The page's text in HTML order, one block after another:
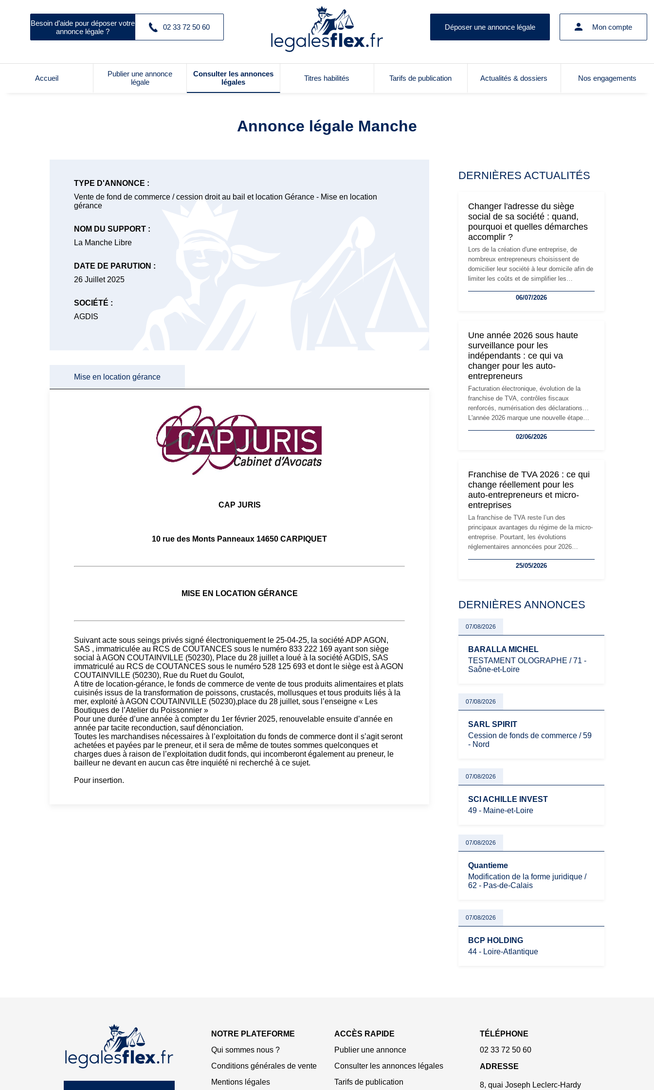
Besoin d’aide pour déposer votre
annonce légale ?
02 33 72 50 60 Déposer une annonce légale Mon compte
Accueil
Publier une annonce
légale
Consulter les annonces
légales
Titres habilités Tarifs de publication Actualités & dossiers Nos engagements
Annonce légale Manche
TYPE D'ANNONCE :
Vente de fond de commerce / cession droit au bail et location Gérance - Mise en location
gérance
NOM DU SUPPORT :
La Manche Libre
DATE DE PARUTION :
26 Juillet 2025
SOCIÉTÉ :
AGDIS
Mise en location gérance
CAP JURIS
10 rue des Monts Panneaux 14650 CARPIQUET
MISE EN LOCATION GÉRANCE
Suivant acte sous seings privés signé électroniquement le 25-04-25, la société ADP AGON,
SAS , immatriculée au RCS de COUTANCES sous le numéro 833 222 169 ayant son siège
social à AGON COUTAINVILLE (50230), Place du 28 juillet a loué à la société AGDIS, SAS
immatriculé au RCS de COUTANCES sous le numéro 528 125 693 et dont le siège est à AGON
COUTAINVILLE (50230), Rue du Ruet du Goulot,
A titre de location-gérance, le fonds de commerce de vente de tous produits alimentaires et plats
cuisinés issus de la transformation de poissons, crustacés, mollusques et tous produits liés à la
mer, exploité à AGON COUTAINVILLE (50230),place du 28 juillet, sous l’enseigne « Les
Boutiques de l’Atelier du Poissonnier »
Pour une durée d’une année à compter du 1er février 2025, renouvelable ensuite d’année en
année par tacite reconduction, sauf dénonciation.
Toutes les marchandises nécessaires à l’exploitation du fonds de commerce dont il s’agit seront
achetées et payées par le preneur, et il sera de même de toutes sommes quelconques et
charges dues à raison de l’exploitation dudit fonds, qui incomberont également au preneur, le
bailleur ne devant en aucun cas être inquiété ni recherché à ce sujet.
Pour insertion.
DERNIÈRES ACTUALITÉS
Changer l'adresse du siège
social de sa société : quand,
pourquoi et quelles démarches
accomplir ?
Lors de la création d'une entreprise, de
nombreux entrepreneurs choisissent de
domicilier leur société à leur domicile afin de
limiter les coûts et de simplifier les
l'activité, cette solution peut rapidement
siège social répond souvent à une nouvelle
étape de la vie de l'entreprise et implique
plusieurs formalités obligatoires.
06/07/2026
Une année 2026 sous haute
surveillance pour les
indépendants : ce qui va
changer pour les auto-
entrepreneurs
Facturation électronique, évolution de la
franchise de TVA, contrôles fiscaux
renforcés, numérisation des déclarations…
L'année 2026 marque une nouvelle étape
travailleurs indépendants. Si le régime de la
réglementaire plus exigeant. Décryptage des
principaux changements et des précautions
à prendre pour éviter les mauvaises
surprises.
02/06/2026
Franchise de TVA 2026 : ce qui
change réellement pour les
auto-entrepreneurs et micro-
entreprises
La franchise de TVA reste l’un des
principaux avantages du régime de la micro-
entreprise. Pourtant, les évolutions
réglementaires annoncées pour 2026
les auto-entrepreneurs, artisans et
évoluent dans un contexte de contrôle
oblige les indépendants à rester
particulièrement vigilants.
25/05/2026
DERNIÈRES ANNONCES
07/08/2026
BARALLA MICHEL
TESTAMENT OLOGRAPHE / 71 -
Saône-et-Loire
07/08/2026
SARL SPIRIT
Cession de fonds de commerce / 59
- Nord
07/08/2026
SCI ACHILLE INVEST
49 - Maine-et-Loire
07/08/2026
Quantieme
Modification de la forme juridique /
62 - Pas-de-Calais
07/08/2026
BCP HOLDING
44 - Loire-Atlantique
NOTRE PLATEFORME
Qui sommes nous ?
Conditions générales de vente
Mentions légales
ACCÈS RAPIDE
Publier une annonce
Consulter les annonces légales
Tarifs de publication
TÉLÉPHONE
02 33 72 50 60
ADRESSE
8, quai Joseph Leclerc-Hardy